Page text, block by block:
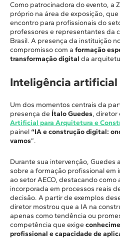
Como patrocinadora do evento, a
próprio na área de exposição,
encontro para profissionais do
professores e representantes da
Brasil. A presença da instituição
compromisso com a formação
transformação digital da
Inteligência artificial
Um dos momentos centrais da
presença de Ítalo Guedes, diretor
Artificial para Arquitetura e
painel “IA e construção digital:
vamos”.
Durante sua intervenção, Guedes
sobre a formação profissional em
ao setor AECO, destacando como
incorporada em processos reais
decisão. A partir de exemplos
diretor mostrou que a IA na
apenas como tendência ou
competência que exige
profissional e capacidade de